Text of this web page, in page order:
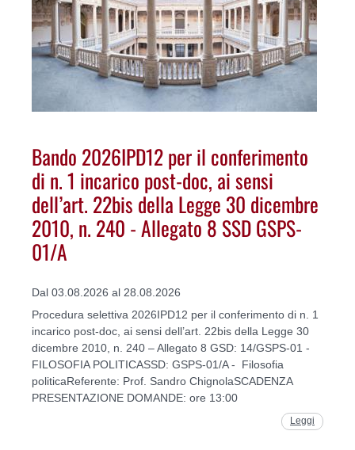
Bando 2026IPD12 per il conferimento
di n. 1 incarico post-doc, ai sensi
dell’art. 22bis della Legge 30 dicembre
2010, n. 240 - Allegato 8 SSD GSPS-
01/A
Dal 03.08.2026 al 28.08.2026
Procedura selettiva 2026IPD12 per il conferimento di n. 1
incarico post-doc, ai sensi dell’art. 22bis della Legge 30
dicembre 2010, n. 240 – Allegato 8 GSD: 14/GSPS-01 -
FILOSOFIA POLITICASSD: GSPS-01/A - Filosofia
politicaReferente: Prof. Sandro ChignolaSCADENZA
PRESENTAZIONE DOMANDE: ore 13:00
Leggi